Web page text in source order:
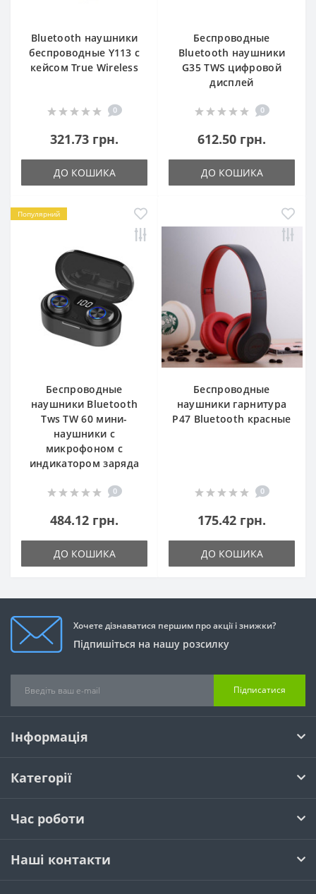
Bluetooth наушники
беспроводные Y113 с
кейсом True Wireless
0
321.73 грн.
ДО КОШИКА
Беспроводные
Bluetooth наушники
G35 TWS цифровой
дисплей
0
612.50 грн.
ДО КОШИКА
Популярний
Беспроводные
наушники Bluetooth
Tws TW 60 мини-
наушники с
микрофоном с
индикатором заряда
0
484.12 грн.
ДО КОШИКА
Беспроводные
наушники гарнитура
Р47 Bluetooth красные
0
175.42 грн.
ДО КОШИКА
Хочете дізнаватися першим про акції і знижки?
Підпишіться на нашу розсилку
Підписатися
Інформація
Категорії
Час роботи
Наші контакти